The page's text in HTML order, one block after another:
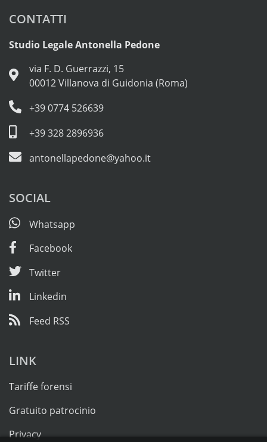
CONTATTI
Studio Legale Antonella Pedone
via F. D. Guerrazzi, 15
00012 Villanova di Guidonia (Roma)
+39 0774 526639
+39 328 2896936
antonellapedone@yahoo.it
SOCIAL
Whatsapp
Facebook
Twitter
Linkedin
Feed RSS
LINK
Tariffe forensi
Gratuito patrocinio
Privacy